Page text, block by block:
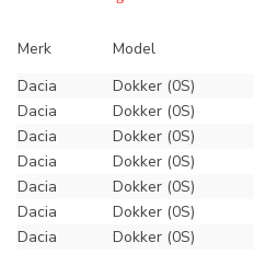
Merk Model
Dacia
Dokker (0S)
Dacia
Dokker (0S)
Dacia
Dokker (0S)
Dacia
Dokker (0S)
Dacia
Dokker (0S)
Dacia
Dokker (0S)
Dacia
Dokker (0S)